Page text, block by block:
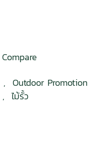
Compare
, Outdoor Promotion
, ไม้รั้ว